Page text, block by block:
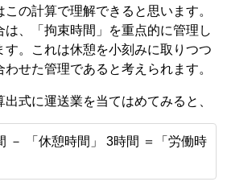
の計算で理解できると思います。
は、「拘束時間」を重点的に管理し
す。これは休憩を小刻みに取りつつ
せた管理であると考えられます。
式に運送業を当てはめてみると、
－ 「休憩時間」 3時間 ＝「労働時